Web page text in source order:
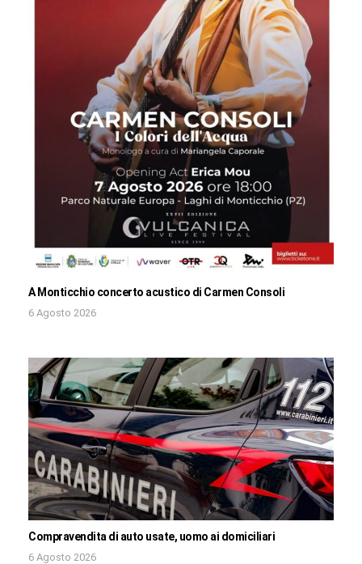
A Monticchio concerto acustico di Carmen Consoli
6 Agosto 2026
Compravendita di auto usate, uomo ai domiciliari
6 Agosto 2026